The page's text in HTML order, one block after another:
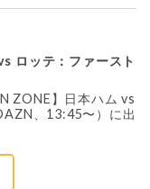
ロッテ：ファースト
ZONE】日本ハム vs
、13:45〜）に出